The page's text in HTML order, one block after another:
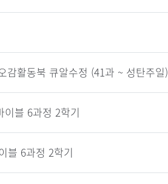
감활동북 큐알수정 (41과 ~ 성탄주일)
블 6과정 2학기
블 6과정 2학기